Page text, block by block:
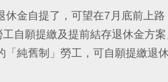
休金自提了，可望在7月底前上
工自願提繳及提前結存退休金方
純舊制」勞工，可自願提繳退